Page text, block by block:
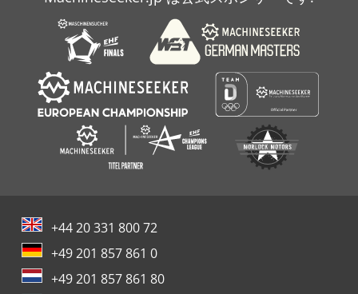
+44 20 331 800 72
+49 201 857 861 0
+49 201 857 861 80